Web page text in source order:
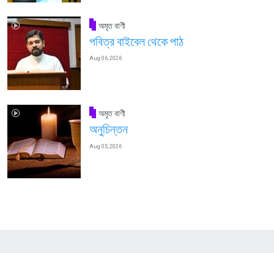
অমৃত বাণী
পবিত্র বাইবেল থেকে পাঠ
Aug 06, 2026
অমৃত বাণী
অনুচিন্তন
Aug 05, 2026